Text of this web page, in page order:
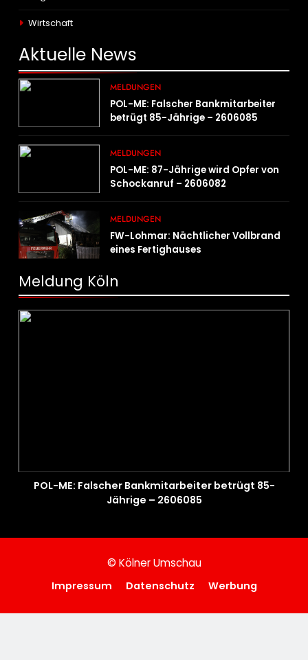
Wirtschaft
Aktuelle News
MELDUNGEN
POL-ME: Falscher Bankmitarbeiter
betrügt 85-Jährige – 2606085
MELDUNGEN
POL-ME: 87-Jährige wird Opfer von
Schockanruf – 2606082
MELDUNGEN
FW-Lohmar: Nächtlicher Vollbrand
eines Fertighauses
Meldung Köln
POL-ME: Falscher Bankmitarbeiter betrügt 85-
Jährige – 2606085
© Kölner Umschau
Impressum Datenschutz Werbung